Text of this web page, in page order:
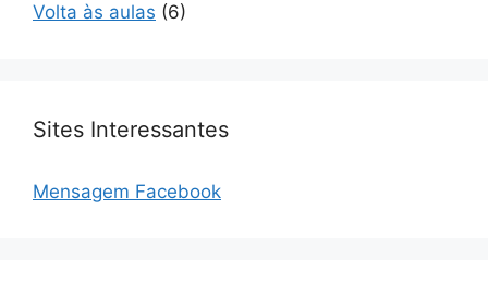
Volta às aulas (6)
Sites Interessantes
Mensagem Facebook